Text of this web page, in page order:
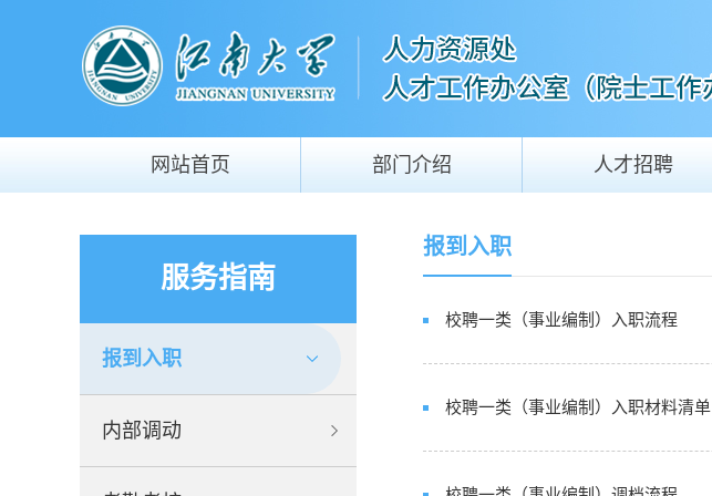
网站首页 部门介绍 人才招聘
服务指南
报到入职
内部调动
报到入职
校聘一类（事业编制）入职流程
校聘一类（事业编制）入职材料清单